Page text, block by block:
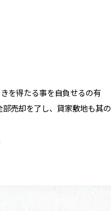
を得たる事を自負せるの有
売却を了し、貸家敷地も其の